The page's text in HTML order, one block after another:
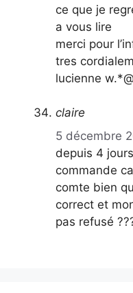
ce que je
a vous lire
merci pour
tres
lucienne
claire
5 décembre
depuis 4
commande
comte bien
correct et
pas refusé